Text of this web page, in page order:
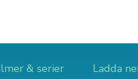
& serier Ladda